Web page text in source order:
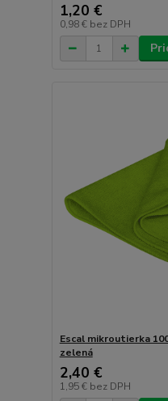
1,20 €
0,98 € bez DPH
Escal mikroutierka
zelená
2,40 €
1,95 € bez DPH